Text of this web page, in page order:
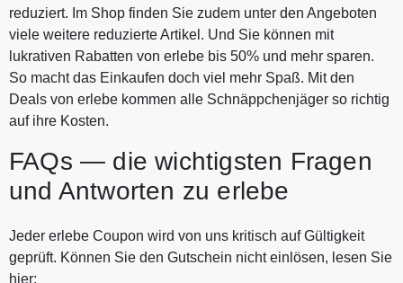
reduziert. Im Shop finden Sie zudem unter den Angeboten
viele weitere reduzierte Artikel. Und Sie können mit
lukrativen Rabatten von erlebe bis 50% und mehr sparen.
So macht das Einkaufen doch viel mehr Spaß. Mit den
Deals von erlebe kommen alle Schnäppchenjäger so richtig
auf ihre Kosten.
FAQs — die wichtigsten Fragen
und Antworten zu erlebe
Jeder erlebe Coupon wird von uns kritisch auf Gültigkeit
geprüft. Können Sie den Gutschein nicht einlösen, lesen Sie
hier: